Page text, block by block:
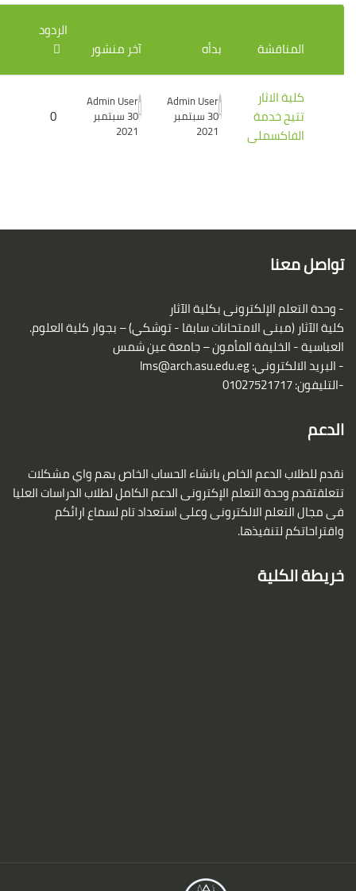
قائمة المناقشات. يتم إظهار 1 من 1 مناقشة/مناقشات.
المناقشة
بدأه آخر منشور
الردود
كلية الاثار
تتيح خدمة
الفاكسملى
Admin User
30 سبتمبر
2021
Admin User
30 سبتمبر
2021
0
تواصل معنا
- وحدة التعلم الإلكترونى بكلية الآثار
كلية الآثار (مبنى الامتحانات سابقا - توشكي) – بجوار كلية العلوم.
العباسية - الخليفة المأمون – جامعة عين شمس
- البريد الالكتروني:lms@arch.asu.edu.eg
-التليفون: 01027521717
الدعم
نقدم للطلاب الدعم الخاص بانشاء الحساب الخاص بهم واي مشكلات
تتعلقتقدم وحدة التعلم الإكترونى الدعم الكامل لطلاب الدراسات العليا
فى مجال التعلم الالكترونى وعلى استعداد تام لسماع ارائكم
واقتراحاتكم لتنفيذها.
خريطة الكلية